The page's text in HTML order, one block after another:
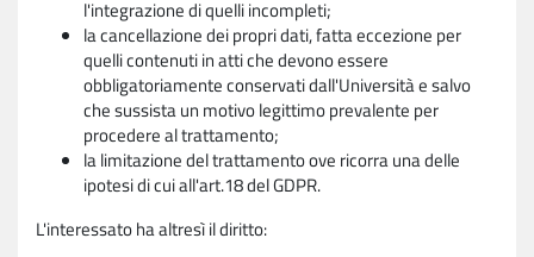
l'integrazione di quelli incompleti;
la cancellazione dei propri dati, fatta eccezione per
quelli contenuti in atti che devono essere
obbligatoriamente conservati dall'Università e salvo
che sussista un motivo legittimo prevalente per
procedere al trattamento;
la limitazione del trattamento ove ricorra una delle
ipotesi di cui all'art.18 del GDPR.
L'interessato ha altresì il diritto: